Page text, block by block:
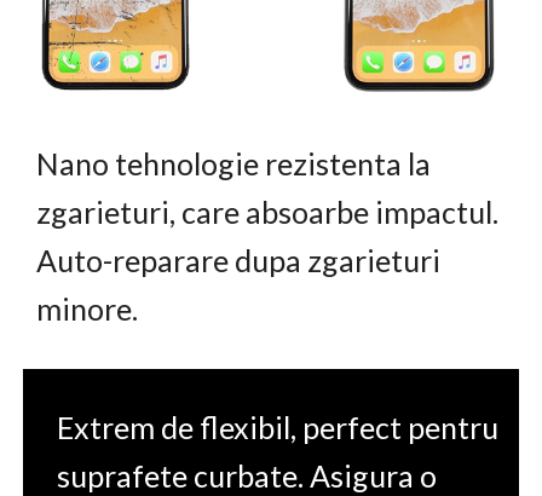
Nano tehnologie rezistenta la
zgarieturi, care absoarbe impactul.
Auto-reparare dupa zgarieturi
minore.
Extrem de flexibil, perfect pentru
suprafete curbate. Asigura o